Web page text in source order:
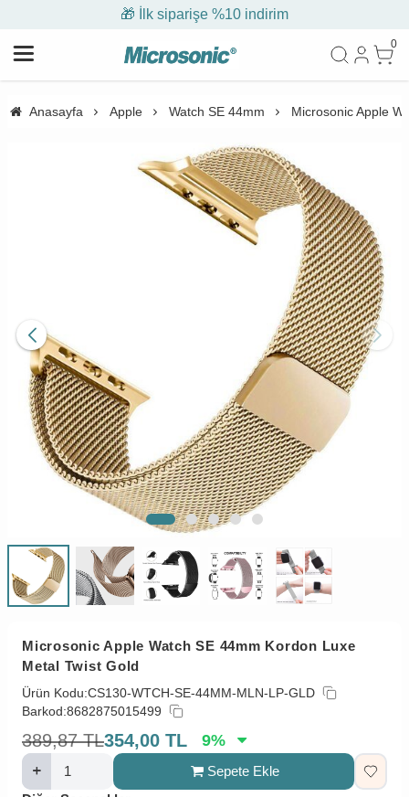
🎁 İlk siparişe %10 indirim
0
Anasayfa Apple Watch SE 44mm Microsonic Apple
Microsonic Apple Watch SE 44mm Kordon Luxe
Metal Twist Gold
Ürün Kodu:CS130-WTCH-SE-44MM-MLN-LP-GLD
Barkod:8682875015499
389,87 TL354,00 TL 9%
Sepete Ekle